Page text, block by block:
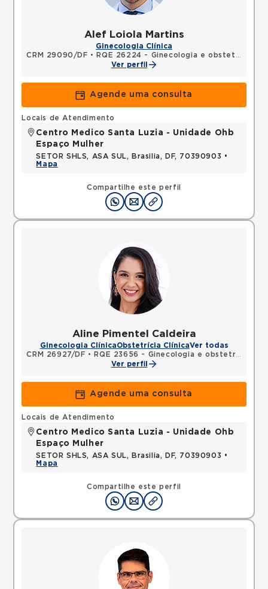
Alef Loiola Martins
Ginecologia Clínica
CRM 29090/DF •
RQE 26224 - Ginecologia e obstetrícia
Ver perfil
Agende uma consulta
Compartilhe este perfil
Locais de Atendimento
Centro Medico Santa Luzia - Unidade Ohb
Espaço Mulher
SETOR SHLS, ASA SUL, Brasilia, DF, 70390903 •
Mapa
Aline Pimentel Caldeira
Ginecologia ClínicaObstetrícia ClínicaVer todas
CRM 26927/DF •
RQE 23656 - Ginecologia e obstetrícia
Ver perfil
Agende uma consulta
Compartilhe este perfil
Locais de Atendimento
Centro Medico Santa Luzia - Unidade Ohb
Espaço Mulher
SETOR SHLS, ASA SUL, Brasilia, DF, 70390903 •
Mapa